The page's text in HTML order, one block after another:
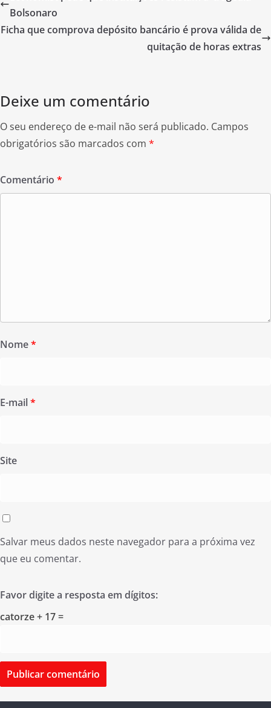
b
o
Bolsonaro
Ficha que comprova depósito bancário é prova válida de
quitação de horas extras
Deixe um comentário
O seu endereço de e-mail não será publicado. Campos
obrigatórios são marcados com *
Comentário *
Nome*
E-mail*
Site
Salvar meus dados neste navegador para a próxima vez
que eu comentar.
Favor digite a resposta em dígitos:
catorze + 17 =